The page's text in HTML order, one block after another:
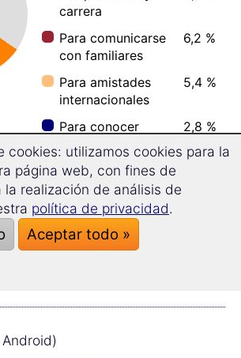
carrera
Para comunicarse
con familiares
6,2 %
Para amistades
internacionales
5,4 %
Para conocer
nuevas culturas
2,8 %
Para mejorar la
memoria
cookies: utilizamos cookies para la
página web, con fines de
la realización de análisis de
política de privacidad.
Aceptar todo »